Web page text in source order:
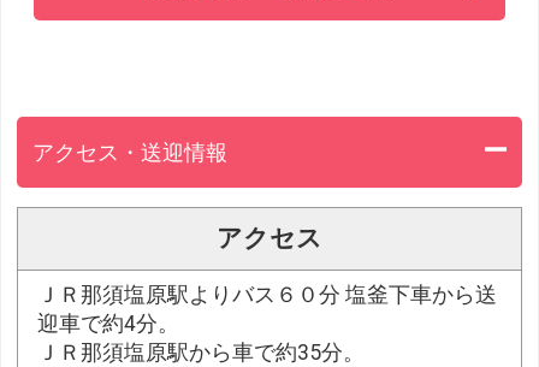
アクセス・送迎情報
アクセス
ＪＲ那須塩原駅よりバス６０分 塩釜下車から送
迎車で約4分。
ＪＲ那須塩原駅から車で約35分。